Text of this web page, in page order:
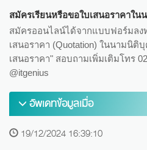
สมัครเรียนหรือขอใบเสนอราคาใน
สมัครออนไลน์ได้จากแบบฟอร์มลง
เสนอราคา (Quotation) ในนามนิ
เสนอราคา" สอบถามเพิ่มเติมโทร
@itgenius
อัพเดทข้อมูลเมื่อ
19/12/2024 16:39:10